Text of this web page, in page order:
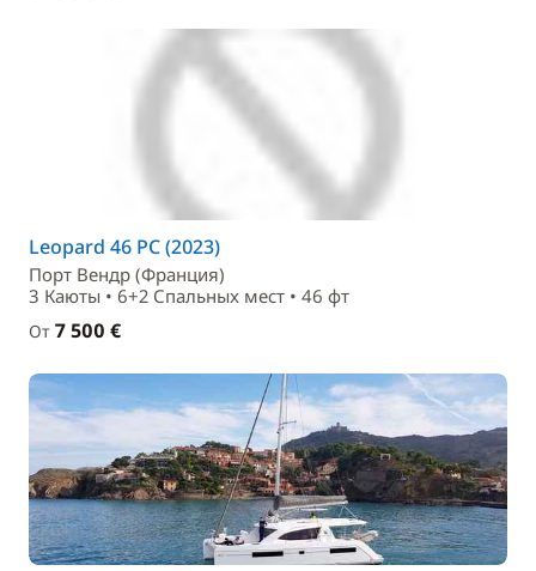
Leopard 46 PC (2023)
Порт Вендр (Франция)
3 Каюты • 6+2 Спальныx мест • 46 фт
От 7 500 €